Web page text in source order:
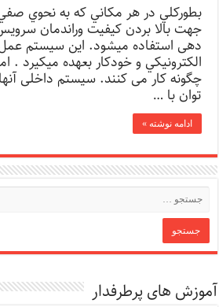
بطوركلي در هر مكاني كه به نحوي
جهت بالا بردن كيفيت وراندمان
دهی استفاده ميشود. اين سيستم
الكترونيكي و خودكار بعهده ميكيرد .
چگونه کار می کنند. سیستم داخلی
توان با …
ادامه نوشته »
آموزش های پرطرفدار